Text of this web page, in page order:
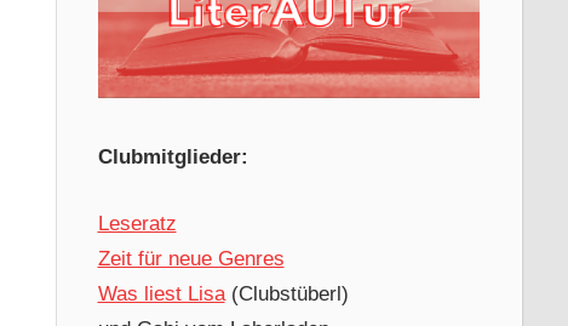
Clubmitglieder:
Leseratz
Zeit für neue Genres
Was liest Lisa(Clubstüberl)